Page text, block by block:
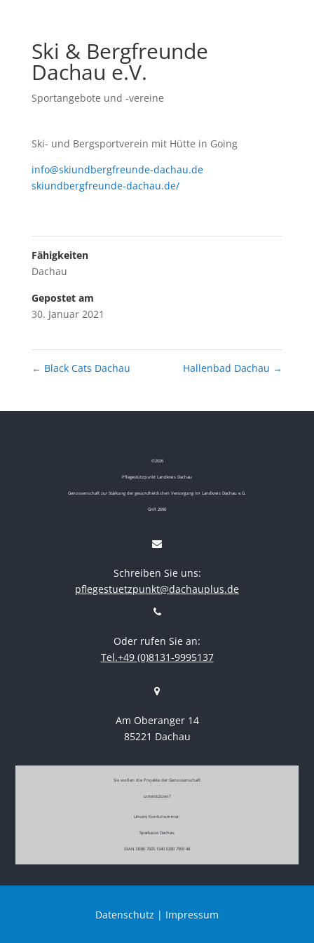
Ski & Bergfreunde
Dachau e.V.
Sportangebote und -vereine
Ski- und Bergsportverein mit Hütte in Going
info@skiundbergfreunde-dachau.de
skiundbergfreunde-dachau.de/
Fähigkeiten
Dachau
Gepostet am
30. Januar 2021
← Black Cats Dachau Hallenbad Dachau →
©2026
Pflegestützpunkt Landkreis Dachau
Genossenschaft zur Stärkung der gesundheitlichen Versorgung im Landkreis Dachau e.G.
GnR 2690
Schreiben Sie uns:
pflegestuetzpunkt@dachauplus.de
Oder rufen Sie an:
Tel.+49 (0)8131-9995137
Am Oberanger 14
85221 Dachau
Sie wollen die Projekte der Genossenschaft
unterstützen?
Unsere Kontonummer:
Sparkasse Dachau
IBAN DE86 7005 1540 0280 7950 48
Datenschutz | Impressum